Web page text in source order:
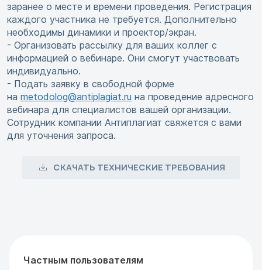
заранее о месте и времени проведения. Регистрация
каждого участника не требуется. Дополнительно
необходимы динамики и проектор/экран.
- Организовать рассылку для ваших коллег с
информацией о вебинаре. Они смогут участвовать
индивидуально.
- Подать заявку в свободной форме
на metodolog@antiplagiat.ru на проведение адресного
вебинара для специалистов вашей организации.
Сотрудник компании Антиплагиат свяжется с вами
для уточнения запроса.
СКАЧАТЬ ТЕХНИЧЕСКИЕ ТРЕБОВАНИЯ
Частным пользователям